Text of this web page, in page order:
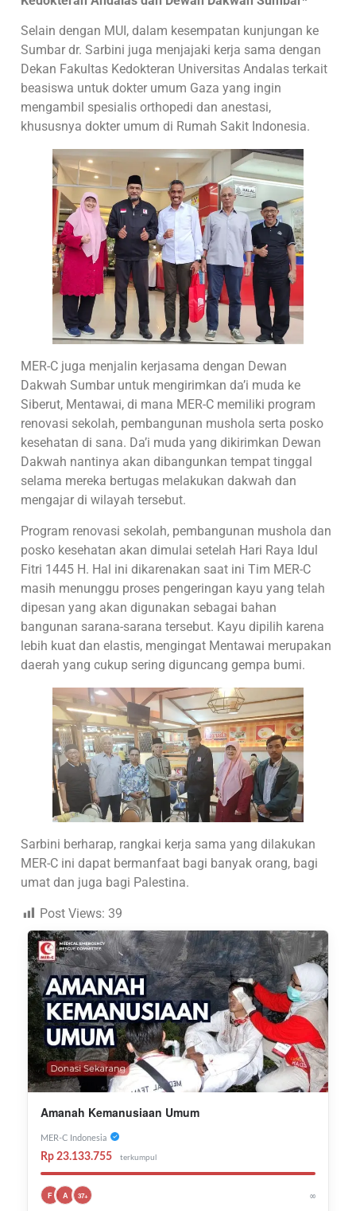
Selain dengan MUI, dalam kesempatan kunjungan ke
Sumbar dr. Sarbini juga menjajaki kerja sama dengan
Dekan Fakultas Kedokteran Universitas Andalas terkait
beasiswa untuk dokter umum Gaza yang ingin
mengambil spesialis orthopedi dan anestasi,
khususnya dokter umum di Rumah Sakit Indonesia.
MER-C juga menjalin kerjasama dengan Dewan
Dakwah Sumbar untuk mengirimkan da’i muda ke
Siberut, Mentawai, di mana MER-C memiliki program
renovasi sekolah, pembangunan mushola serta posko
kesehatan di sana. Da’i muda yang dikirimkan Dewan
Dakwah nantinya akan dibangunkan tempat tinggal
selama mereka bertugas melakukan dakwah dan
mengajar di wilayah tersebut.
Program renovasi sekolah, pembangunan mushola dan
posko kesehatan akan dimulai setelah Hari Raya Idul
Fitri 1445 H. Hal ini dikarenakan saat ini Tim MER-C
masih menunggu proses pengeringan kayu yang telah
dipesan yang akan digunakan sebagai bahan
bangunan sarana-sarana tersebut. Kayu dipilih karena
lebih kuat dan elastis, mengingat Mentawai merupakan
daerah yang cukup sering diguncang gempa bumi.
Sarbini berharap, rangkai kerja sama yang dilakukan
MER-C ini dapat bermanfaat bagi banyak orang, bagi
umat dan juga bagi Palestina.
Post Views: 39
Amanah Kemanusiaan Umum
MER-C Indonesia
Rp 23.133.755 terkumpul
F A 37+ ∞